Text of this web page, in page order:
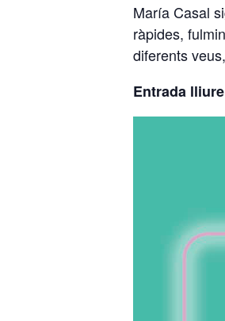
María Casal
ràpides,
diferents
Entrada